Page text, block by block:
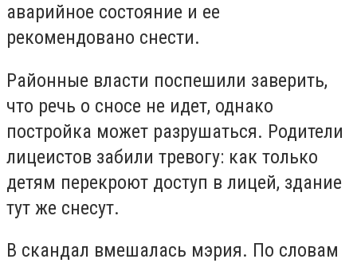
аварийное состояние и ее
рекомендовано снести.
Районные власти поспешили заверить,
что речь о сносе не идет, однако
постройка может разрушаться. Родители
лицеистов забили тревогу: как только
детям перекроют доступ в лицей, здание
тут же снесут.
В скандал вмешалась мэрия. По словам